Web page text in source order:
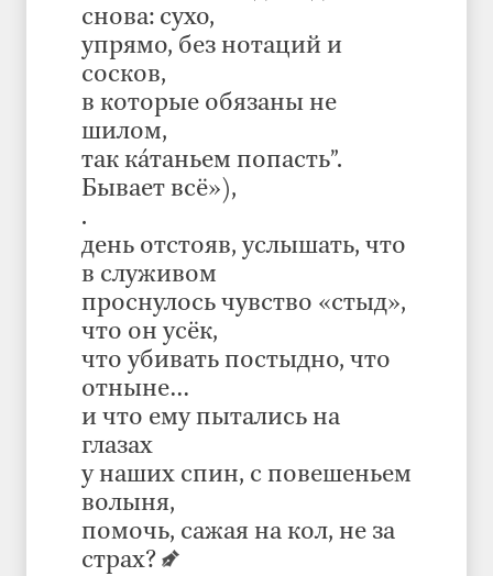
снова: сухо,
упрямо, без нотаций и
сосков,
в которые обязаны не
шилом,
так кáтаньем попасть”.
Бывает всё»),
.
день отстояв, услышать, что
в служивом
проснулось чувство «стыд»,
что он усёк,
что убивать постыдно, что
отныне…
и что ему пытались на
глазах
у наших спин, с повешеньем
волыня,
помочь, сажая на кол, не за
страх?